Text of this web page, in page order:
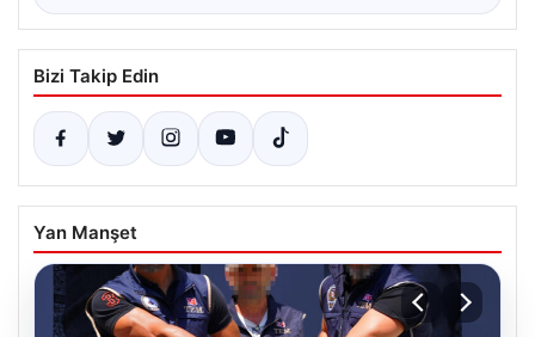
Bizi Takip Edin
Yan Manşet